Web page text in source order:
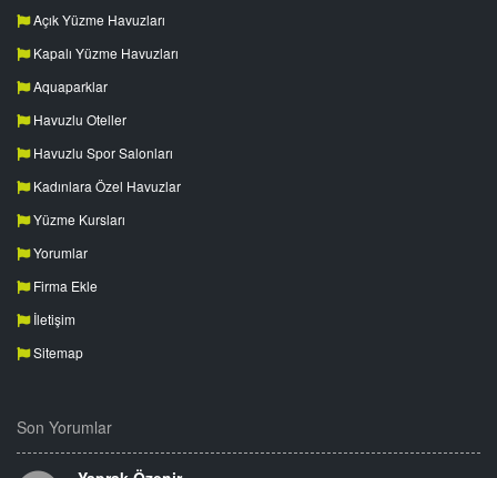
Açık Yüzme Havuzları
Kapalı Yüzme Havuzları
Aquaparklar
Havuzlu Oteller
Havuzlu Spor Salonları
Kadınlara Özel Havuzlar
Yüzme Kursları
Yorumlar
Firma Ekle
İletişim
Sitemap
Son Yorumlar